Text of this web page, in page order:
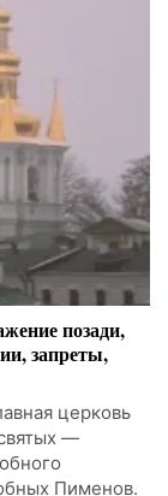
позади,
запреты,
церковь
—
Пименов.